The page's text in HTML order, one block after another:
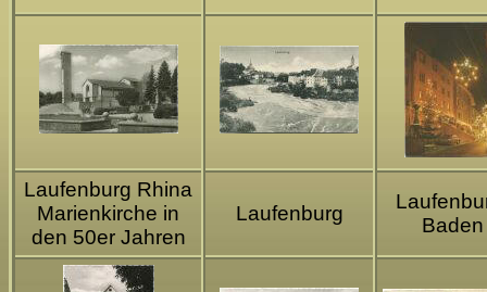
Laufenburg Rhina
Marienkirche in
den 50er Jahren
Laufenburg
Baden